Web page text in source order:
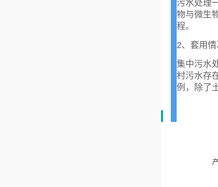
污水处理
物与微生
程。
2、套用
集中污水
村污水存
例，除了